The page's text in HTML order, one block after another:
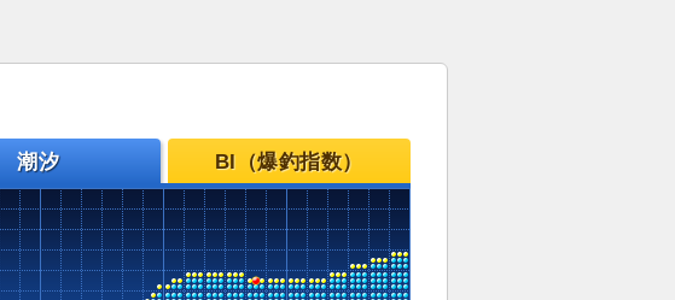
潮汐 BI（爆釣指数）